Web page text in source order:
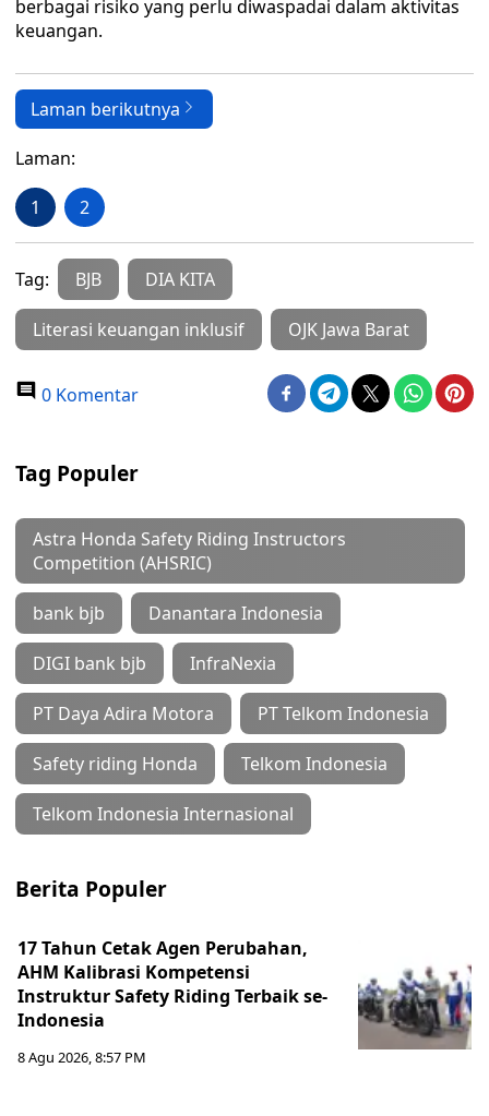
berbagai risiko yang perlu diwaspadai dalam aktivitas
keuangan.
Laman berikutnya
Laman:
1 2
Tag: BJB DIA KITA
Literasi keuangan inklusif OJK Jawa Barat
0 Komentar
Tag Populer
Astra Honda Safety Riding Instructors
Competition (AHSRIC)
bank bjb Danantara Indonesia
DIGI bank bjb InfraNexia
PT Daya Adira Motora PT Telkom Indonesia
Safety riding Honda Telkom Indonesia
Telkom Indonesia Internasional
Berita Populer
17 Tahun Cetak Agen Perubahan,
AHM Kalibrasi Kompetensi
Instruktur Safety Riding Terbaik se-
Indonesia
8 Agu 2026, 8:57 PM